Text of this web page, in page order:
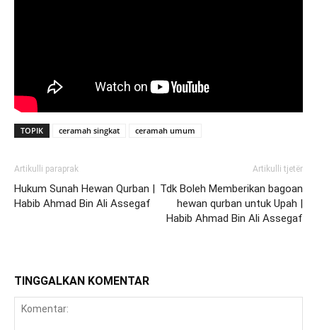
TOPIK ceramah singkat ceramah umum
Artikulli paraprak
Hukum Sunah Hewan Qurban |
Habib Ahmad Bin Ali Assegaf
Artikulli tjetër
Tdk Boleh Memberikan bagoan
hewan qurban untuk Upah |
Habib Ahmad Bin Ali Assegaf
TINGGALKAN KOMENTAR